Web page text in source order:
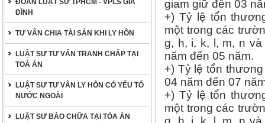
ĐOÀN LUẬT SƯ TPHCM - VPLS GIA
ĐÌNH
TƯ VẤN CHIA TÀI SẢN KHI LY HÔN
LUẬT SƯ TƯ VẤN TRANH CHẤP TẠI
TOÀ ÁN
LUẬT SƯ TƯ VẤN LY HÔN CÓ YẾU TỐ
NƯỚC NGOÀI
LUẬT SƯ BÀO CHỮA TẠI TÒA ÁN
giam giữ đến 03
+) Tỷ lệ tổn
một trong các
g, h, i, k, l, m, n
năm đến 05 năm.
+) Tỷ lệ tổn
04 năm đến 07
+) Tỷ lệ tổn
một trong các